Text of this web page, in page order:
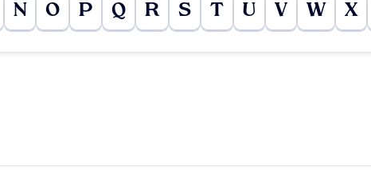
N O P Q R S T U V W X